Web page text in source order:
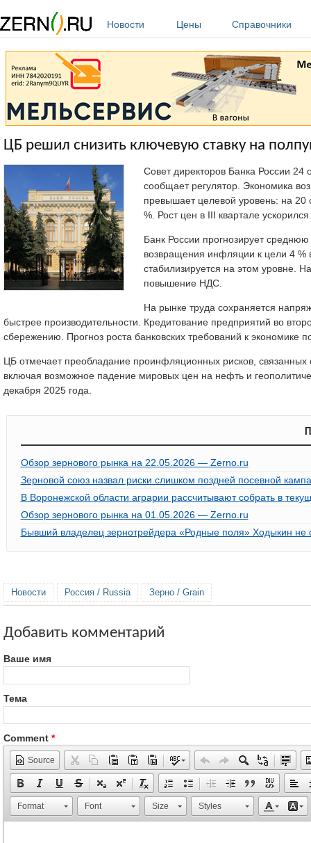
Новости
Цены Справочники
ЦБ решил снизить ключевую ставку на
Совет директоров Банка России 24
сообщает регулятор. Экономика
превышает целевой уровень: на 20
%. Рост цен в III квартале
Банк России прогнозирует
возвращения инфляции к цели 4 %
стабилизируется на этом уровне.
повышение НДС.
На рынке труда сохраняется
быстрее производительности. Кредитование предприятий во
сбережению. Прогноз роста банковских требований к экономике
ЦБ отмечает преобладание проинфляционных рисков,
включая возможное падение мировых цен на нефть и
декабря 2025 года.
Обзор зернового рынка на 22.05.2026 — Zerno.ru
Зерновой союз назвал риски слишком поздней посевной
В Воронежской области аграрии рассчитывают собрать в
Обзор зернового рынка на 01.05.2026 — Zerno.ru
Бывший владелец зернотрейдера «Родные поля» Ходыкин не
Новости Россия / Russia Зерно / Grain
Добавить комментарий
Ваше имя
Тема
Comment *
Source
Format Font Size Styles